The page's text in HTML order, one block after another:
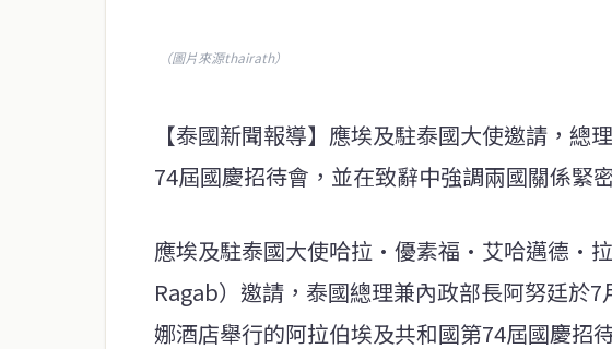
（圖片來源thairath）
【泰國新聞報導】應埃及駐泰國大使邀請，總
74屆國慶招待會，並在致辭中強調兩國關係緊
應埃及駐泰國大使哈拉·優素福·艾哈邁德·
Ragab）邀請，泰國總理兼內政部長阿努廷於
娜酒店舉行的阿拉伯埃及共和國第74屆國慶招